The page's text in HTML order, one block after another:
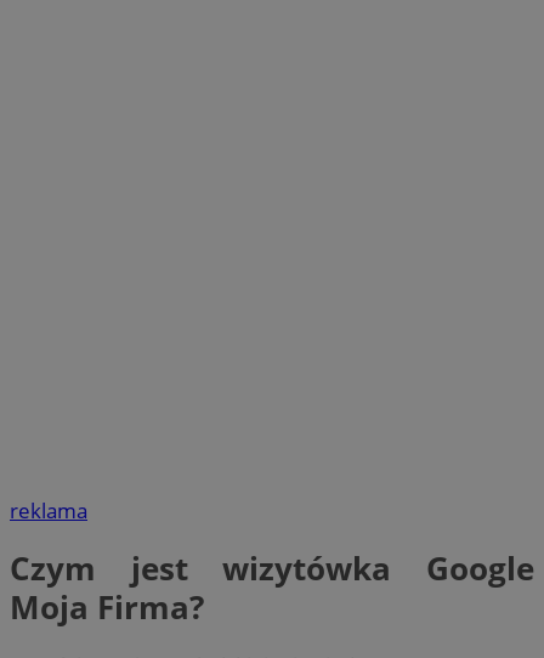
reklama
Czym jest wizytówka Google
Moja Firma?